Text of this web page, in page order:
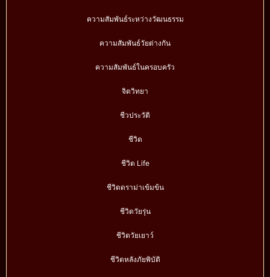
ความสัมพันธ์ระหว่างวัฒนธรรม
ความสัมพันธ์วัยต่างกัน
ความสัมพันธ์ในครอบครัว
จิตวิทยา
ชีวประวัติ
ชีวิต
ชีวิต Life
ชีวิตดราม่าเข้มข้น
ชีวิตวัยรุ่น
ชีวิตวัยเยาว์
ชีวิตหลังภัยพิบัติ